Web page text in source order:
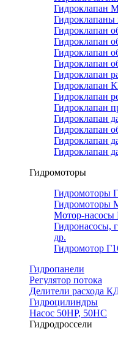
Гидроклапан
Гидроклапан
Гидроклапан
Гидроклапан
Гидроклапан
Гидроклапан
Гидроклапан
Гидроклапан
Гидроклапан
Гидроклапан
Гидроклапан
Гидроклапан
Гидроклапан
Гидромоторы
Гидромоторы
Гидромоторы
Мотор-насосы
Гидронасосы,
др.
Гидромотор
Гидропанели
Регулятор потока
Делители
Гидроцилиндры
Насос 50НР, 50НС
Гидродроссели